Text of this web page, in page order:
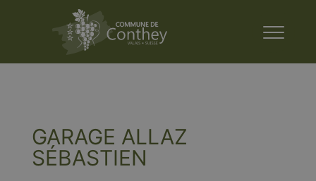
GARAGE ALLAZ
SÉBASTIEN